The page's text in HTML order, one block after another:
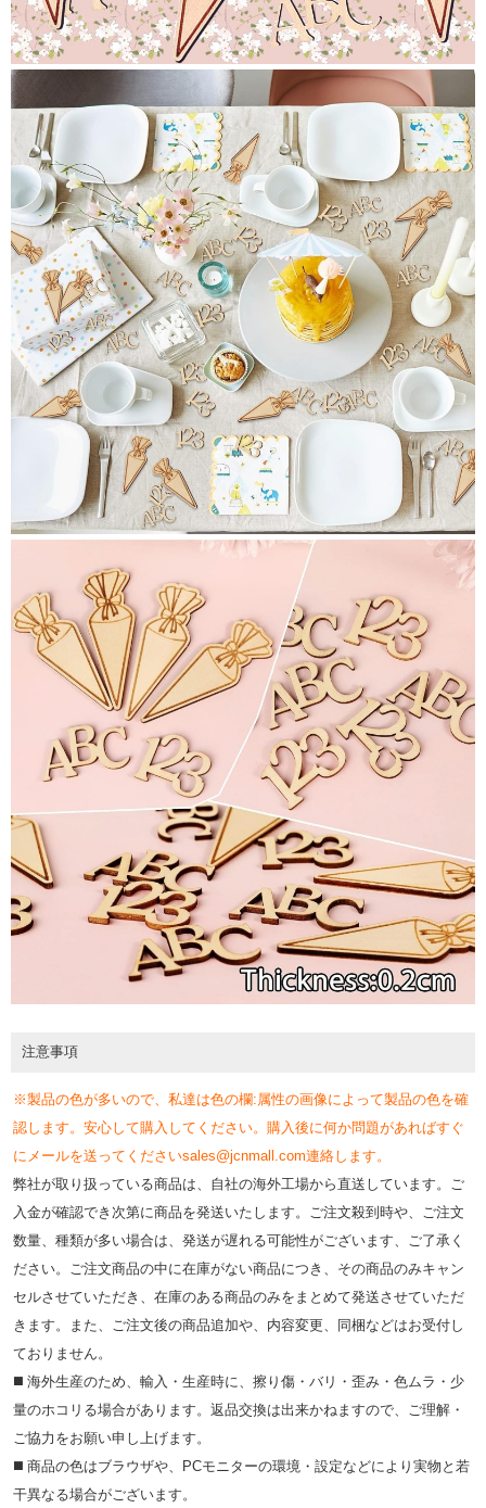
注意事項
※製品の色が多いので、私達は色の欄:属性の画像によって製品の色を確
認します。安心して購入してください。購入後に何か問題があればすぐ
にメールを送ってくださいsales@jcnmall.com連絡します。
弊社が取り扱っている商品は、自社の海外工場から直送しています。ご
入金が確認でき次第に商品を発送いたします。ご注文殺到時や、ご注文
数量、種類が多い場合は、発送が遅れる可能性がございます、ご了承く
ださい。ご注文商品の中に在庫がない商品につき、その商品のみキャン
セルさせていただき、在庫のある商品のみをまとめて発送させていただ
きます。また、ご注文後の商品追加や、内容変更、同梱などはお受付し
ておりません。
◼️ 海外⽣産のため、輸⼊・⽣産時に、擦り傷・バリ・歪み・色ムラ・少
量のホコリる場合があります。返品交換は出来かねますので、ご理解・
ご協⼒をお願い申し上げます。
◼️ 商品の⾊はブラウザや、PCモニターの環境・設定などにより実物と若
⼲異なる場合がございます。